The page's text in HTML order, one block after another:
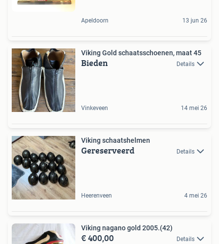
Apeldoorn 13 jun 26
Viking Gold schaatsschoenen, maat 45
Bieden Details
Vinkeveen 14 mei 26
Viking schaatshelmen
Gereserveerd Details
Heerenveen 4 mei 26
Viking nagano gold 2005.(42)
€ 400,00 Details